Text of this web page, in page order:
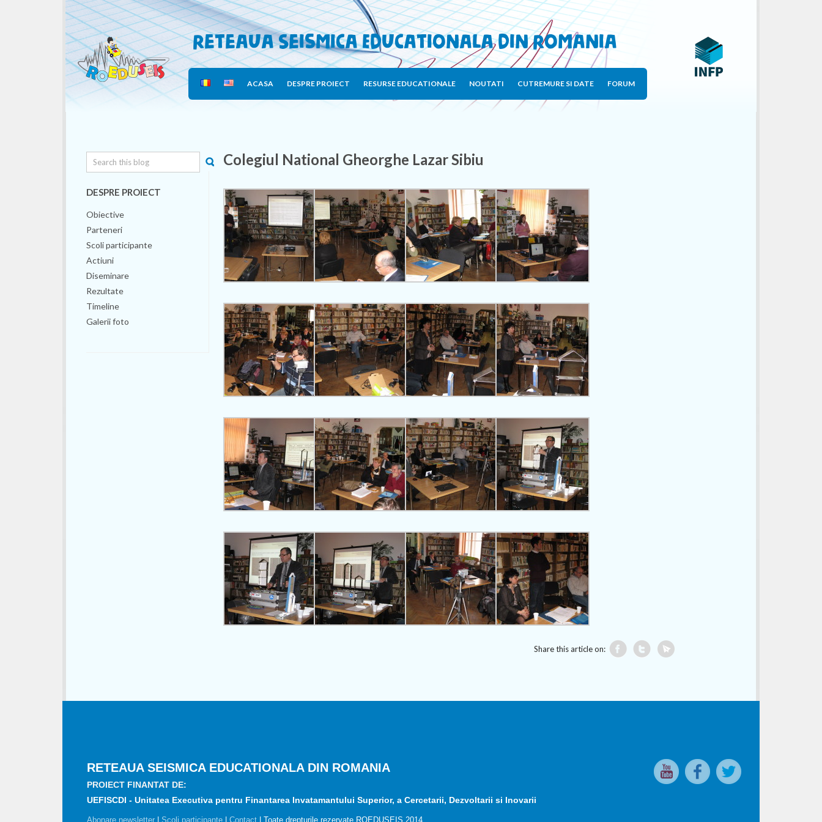
Reteaua Seismica Educationala din Romania
ACASA DESPRE PROIECT RESURSE EDUCATIONALE NOUTATI CUTREMURE SI DATE FORUM
Colegiul National Gheorghe Lazar Sibiu
Share this article on:
DESPRE PROIECT
Obiective
Parteneri
Scoli participante
Actiuni
Diseminare
Rezultate
Timeline
Galerii foto
RETEAUA SEISMICA EDUCATIONALA DIN ROMANIA
PROIECT FINANTAT DE:
UEFISCDI - Unitatea Executiva pentru Finantarea Invatamantului Superior, a Cercetarii, Dezvoltarii si Inovarii
Abonare newsletter Scoli participante Contact | Toate drepturile rezervate ROEDUSEIS 2014